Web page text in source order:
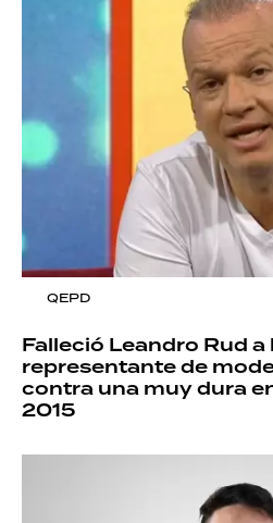
QEPD
Falleció Leandro Rud a
representante de
contra una muy dura
2015